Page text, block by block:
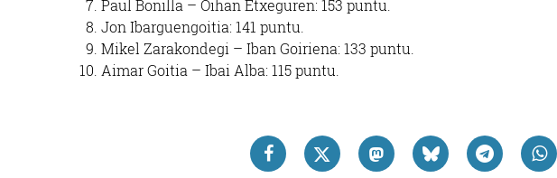
Paul Bonilla – Oihan Etxeguren: 153 puntu.
Jon Ibarguengoitia: 141 puntu.
Mikel Zarakondegi – Iban Goiriena: 133 puntu.
Aimar Goitia – Ibai Alba: 115 puntu.